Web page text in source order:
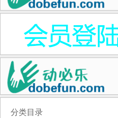
分类目录